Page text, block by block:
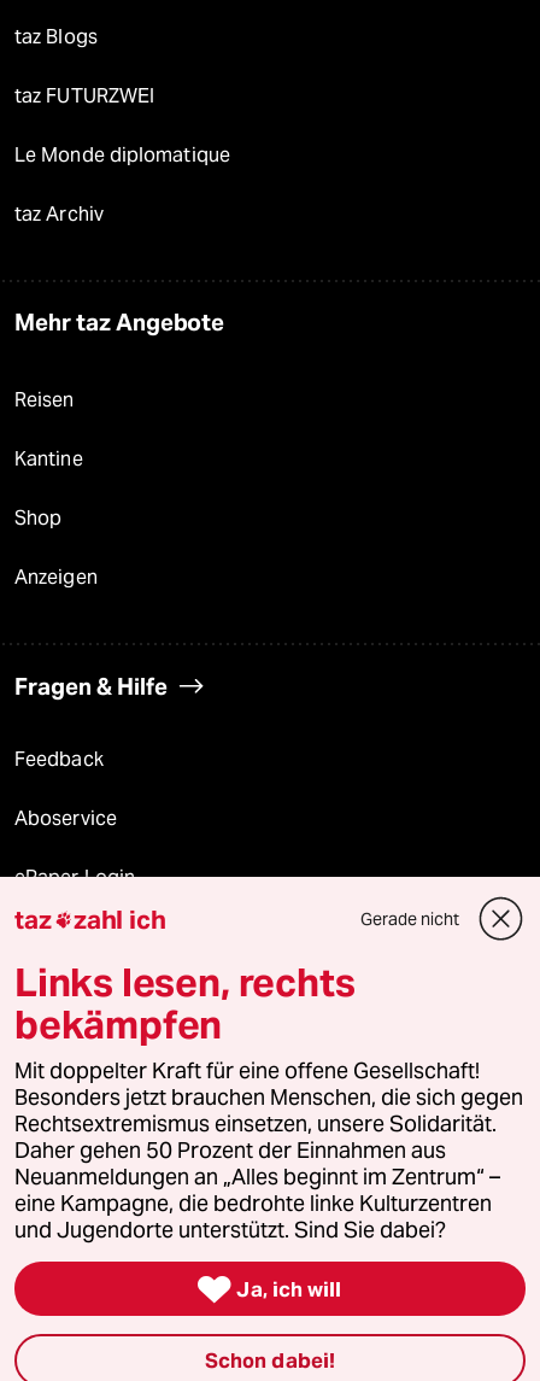
taz Blogs
taz FUTURZWEI
Le Monde diplomatique
taz Archiv
Mehr taz Angebote
Reisen
Kantine
Shop
Anzeigen
Fragen & Hilfe
Feedback
Aboservice
ePaper Login
Downloads für Abonnierende
© 2026 taz Verlags und Vertriebs GmbH
Alle Rechte vorbehalten. Bei rechtlichen Fragen oder für Genehmigungen
wenden Sie sich bitte an
lizenzen@taz.de
Feedback Redaktionsstatut Kommune-Richtlinien
Leitlinie Informant Datenschutz Impressum AGB
Seitenwende Einwilligungen widerrufen (Ads)
taz zahl ich Gerade nicht
Links lesen, rechts
bekämpfen
Mit doppelter Kraft für eine offene Gesellschaft!
Besonders jetzt brauchen Menschen, die sich gegen
Rechtsextremismus einsetzen, unsere Solidarität.
Daher gehen 50 Prozent der Einnahmen aus
Neuanmeldungen an „Alles beginnt im Zentrum“ –
eine Kampagne, die bedrohte linke Kulturzentren
und Jugendorte unterstützt. Sind Sie dabei?
 Ja, ich will
Schon dabei!